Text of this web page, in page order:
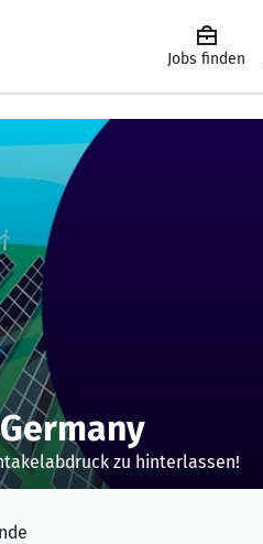
Jobs finden
zu hinterlassen!